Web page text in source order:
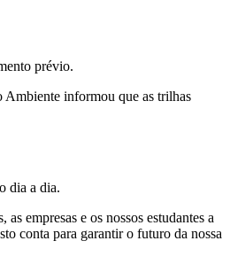
prévio.
Ambiente informou que as trilhas
dia a dia.
empresas e os nossos estudantes a
conta para garantir o futuro da nossa